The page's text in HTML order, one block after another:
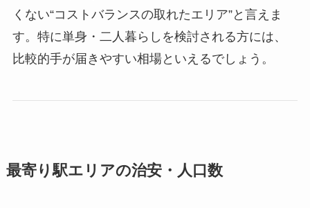
くない“コストバランスの取れたエリア”と言えま
す。特に単身・二人暮らしを検討される方には、
比較的手が届きやすい相場といえるでしょう。
最寄り駅エリアの治安・人口数